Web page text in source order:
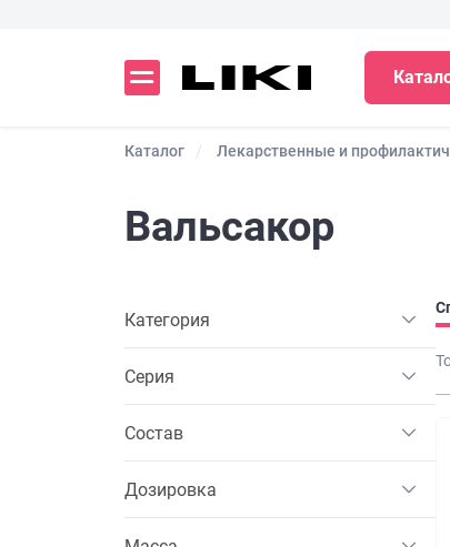
Каталог Лекарственные и
Вальсакор
Категория
Серия
Состав
Дозировка